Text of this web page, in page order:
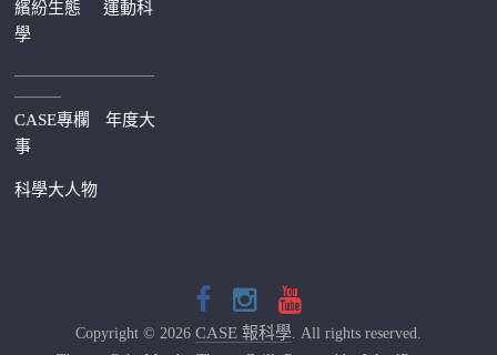
繽紛生態運動科
學
—————————
———
CASE專欄
年度大
事
科學大人物
Copyright © 2026 CASE 報科學. All rights reserved.